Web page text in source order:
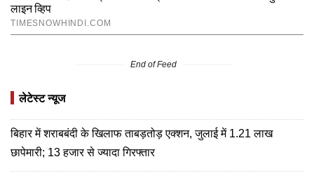
End of Feed
लेटेस्ट न्यूज
बिहार में शराबबंदी के खिलाफ ताबड़तोड़ एक्शन, जुलाई में 1.21 लाख
छापेमारी; 13 हजार से ज्यादा गिरफ्तार